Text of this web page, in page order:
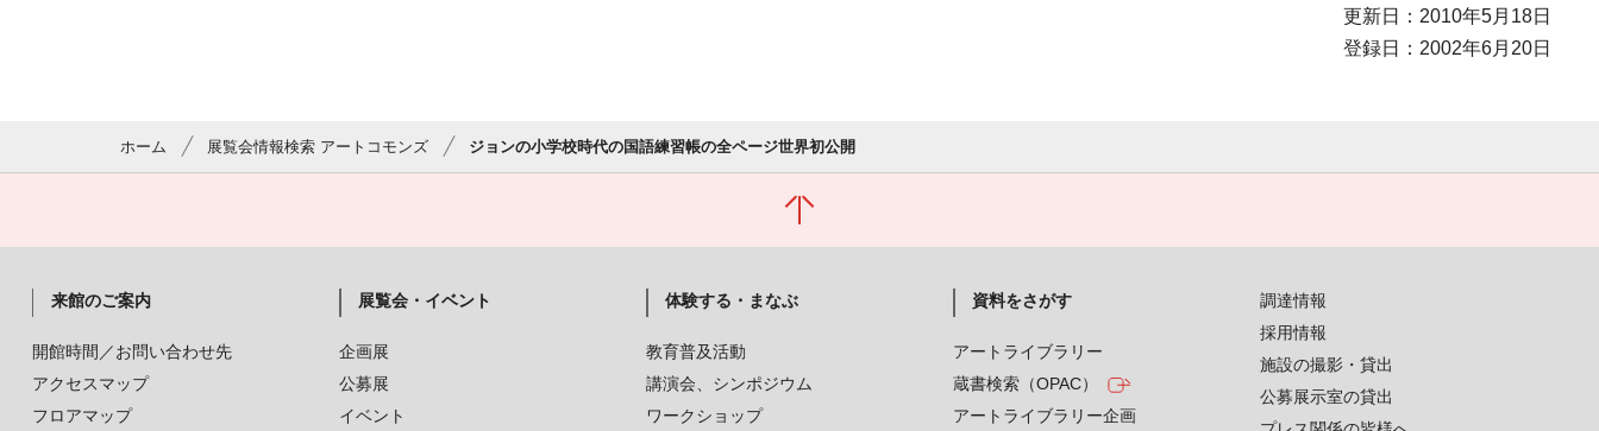
更新日：2010年5月18日
登録日：2002年6月20日
ホーム 展覧会情報検索 アートコモンズ ジョンの小学校時代の国語練習帳の全ページ世界初公開
来館のご案内
開館時間／お問い合わせ先
アクセスマップ
フロアマップ
展覧会・イベント
企画展
公募展
イベント
体験する・まなぶ
教育普及活動
講演会、シンポジウム
ワークショップ
資料をさがす
アートライブラリー
蔵書検索（OPAC）
アートライブラリー企画
調達情報
採用情報
施設の撮影・貸出
公募展示室の貸出